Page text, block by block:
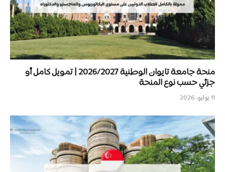
منحة جامعة تايوان الوطنية 2026/2027 | تمويل كامل أو
جزئي حسب نوع المنحة
11 يوليو، 2026